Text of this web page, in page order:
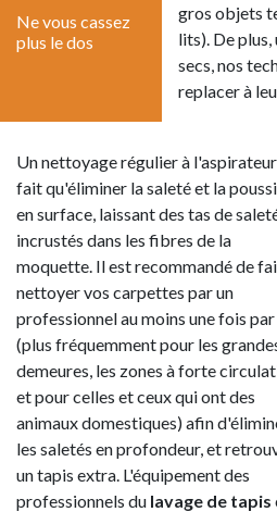
Ne vous cassez
plus le dos
gros objets
lits). De
secs, nos
replacer à
Un nettoyage régulier à
fait qu'éliminer la saleté et la
en surface, laissant des tas de
incrustés dans les fibres de la
moquette. Il est recommandé de
nettoyer vos carpettes par un
professionnel au moins une fois par
(plus fréquemment pour les
demeures, les zones à forte
et pour celles et ceux qui ont des
animaux domestiques) afin
les saletés en profondeur, et
un tapis extra. L'équipement des
professionnels du lavage de tapis